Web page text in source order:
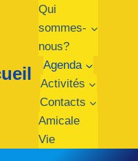
Qui
sommes-
nous?
Agenda
Activités
Contacts
Amicale
Vie